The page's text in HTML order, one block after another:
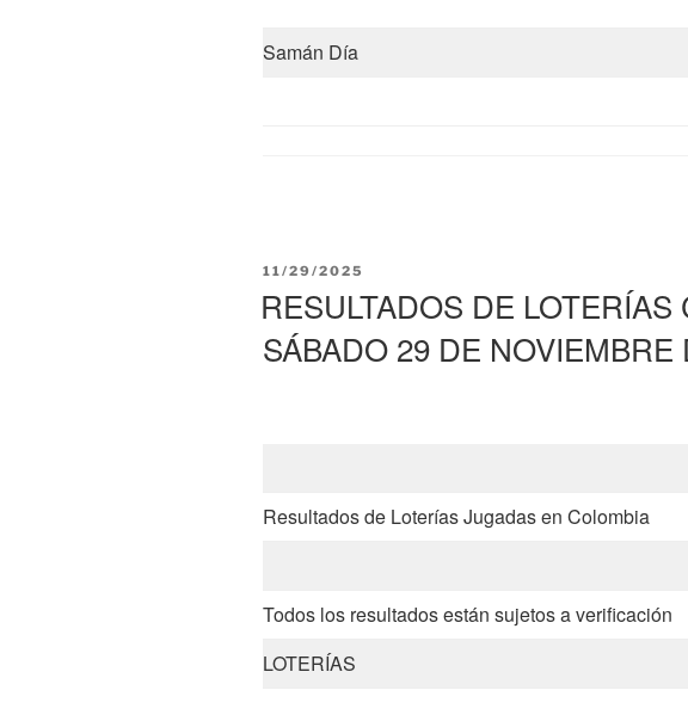
Samán Día
PUBLICADO
11/29/2025
RESULTADOS DE LOTERÍAS
SÁBADO 29 DE NOVIEMBRE
Resultados de Loterías Jugadas en Colombia
Todos los resultados están sujetos a verificación
LOTERÍAS